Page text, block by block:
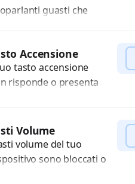
guasti che
ricambi di alta
garantiti per 3...
Accensione
tasto accensione
risponde o presenta
o sostituzione
componenti
Volume
volume del tuo
sono bloccati o